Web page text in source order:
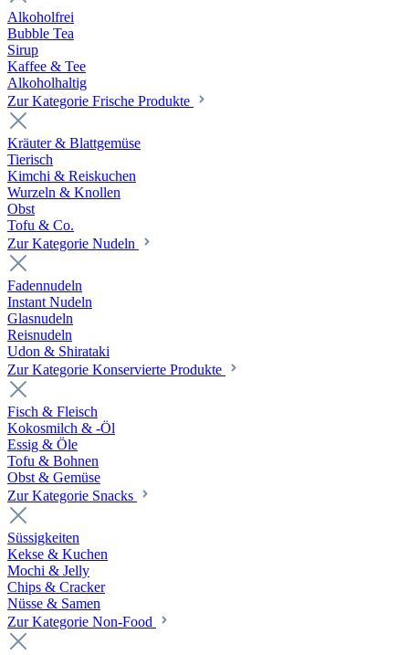
Alkoholfrei
Bubble Tea
Sirup
Kaffee & Tee
Alkoholhaltig
Zur Kategorie Frische Produkte
Kräuter & Blattgemüse
Tierisch
Kimchi & Reiskuchen
Wurzeln & Knollen
Obst
Tofu & Co.
Zur Kategorie Nudeln
Fadennudeln
Instant Nudeln
Glasnudeln
Reisnudeln
Udon & Shirataki
Zur Kategorie Konservierte Produkte
Fisch & Fleisch
Kokosmilch & -Öl
Essig & Öle
Tofu & Bohnen
Obst & Gemüse
Zur Kategorie Snacks
Süssigkeiten
Kekse & Kuchen
Mochi & Jelly
Chips & Cracker
Nüsse & Samen
Zur Kategorie Non-Food